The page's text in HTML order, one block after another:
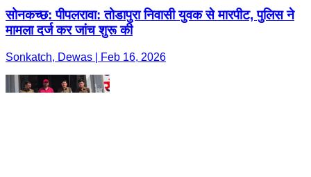
सोनकच्छ: पीपलरावा: तोडापुरा निवासी युवक से मारपीट, पुलिस ने
मामला दर्ज कर जांच शुरू की
Sonkatch, Dewas | Feb 16, 2026